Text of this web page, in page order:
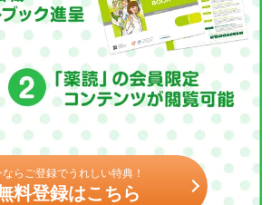
ならご登録でうれしい特典！
料登録はこちら